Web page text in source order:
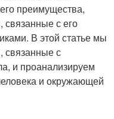
преимущества,
связанные с его
В этой статье мы
связанные с
и проанализируем
и окружающей